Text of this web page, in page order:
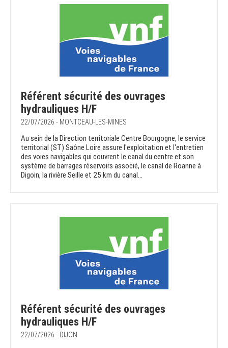
Référent sécurité des ouvrages
hydrauliques H/F
22/07/2026 - MONTCEAU-LES-MINES
Au sein de la Direction territoriale Centre Bourgogne, le service
territorial (ST) Saône Loire assure l'exploitation et l'entretien
des voies navigables qui couvrent le canal du centre et son
système de barrages réservoirs associé, le canal de Roanne à
Digoin, la rivière Seille et 25 km du canal...
Référent sécurité des ouvrages
hydrauliques H/F
22/07/2026 - DIJON